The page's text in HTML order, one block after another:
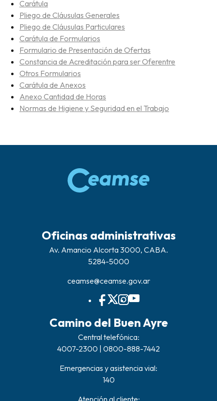
Carátula
Pliego de Cláusulas Generales
Pliego de Cláusulas Particulares
Carátula de Formularios
Formulario de Presentación de Ofertas
Constancia de Acreditación para ser Oferentre
Otros Formularios
Carátula de Anexos
Anexo Cantidad de Horas
Normas de Higiene y Seguridad en el Trabajo
Oficinas administrativas
Av. Amancio Alcorta 3000, CABA.
5284-5000
ceamse@ceamse.gov.ar
Camino del Buen Ayre
Central telefónica:
4007-2300 | 0800-888-7442
Emergencias y asistencia vial:
140
Atención al cliente: